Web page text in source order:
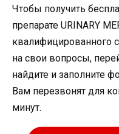
Чтобы получить
препарате URINARY
квалифицированного
на свои вопросы,
найдите и заполните
Вам перезвонят для
минут.